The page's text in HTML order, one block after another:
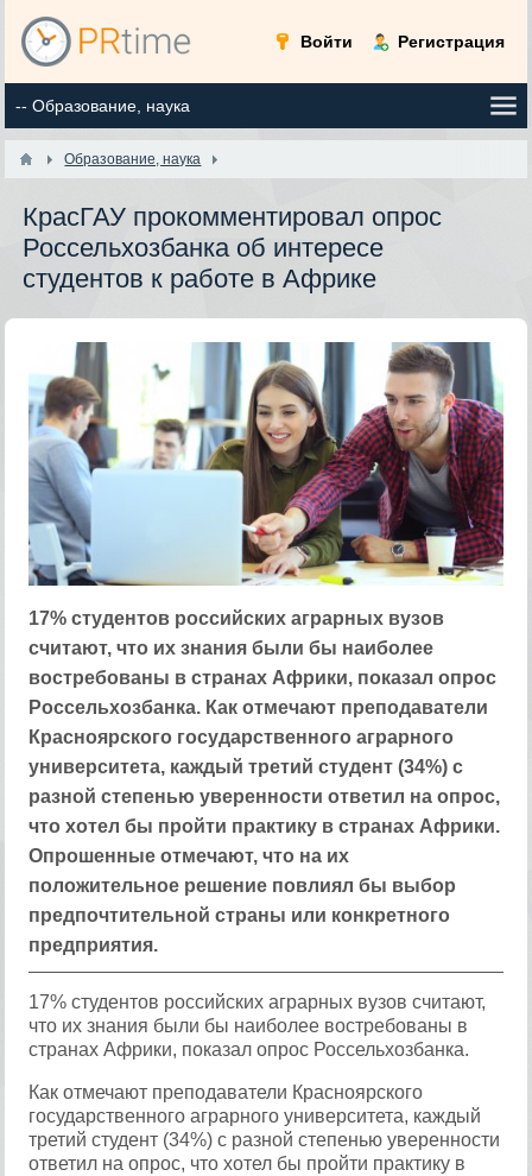
Войти Регистрация
Образование, наука
КрасГАУ прокомментировал опрос
Россельхозбанка об интересе
студентов к работе в Африке
17% студентов российских аграрных вузов
считают, что их знания были бы наиболее
востребованы в странах Африки, показал опрос
Россельхозбанка. Как отмечают преподаватели
Красноярского государственного аграрного
университета, каждый третий студент (34%) с
разной степенью уверенности ответил на опрос,
что хотел бы пройти практику в странах Африки.
Опрошенные отмечают, что на их
положительное решение повлиял бы выбор
предпочтительной страны или конкретного
предприятия.
17% студентов российских аграрных вузов считают,
что их знания были бы наиболее востребованы в
странах Африки, показал опрос Россельхозбанка.
Как отмечают преподаватели Красноярского
государственного аграрного университета, каждый
третий студент (34%) с разной степенью уверенности
ответил на опрос, что хотел бы пройти практику в